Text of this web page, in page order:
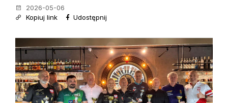
2026-05-06
Kopiuj link
Udostępnij